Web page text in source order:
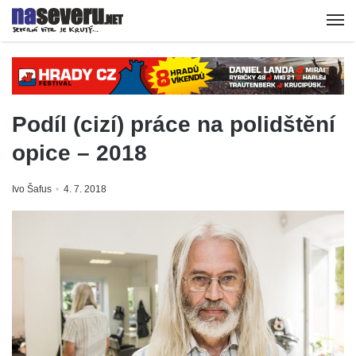
Podíl (cizí) práce na polidštění
opice – 2018
Ivo Šafus 4. 7. 2018